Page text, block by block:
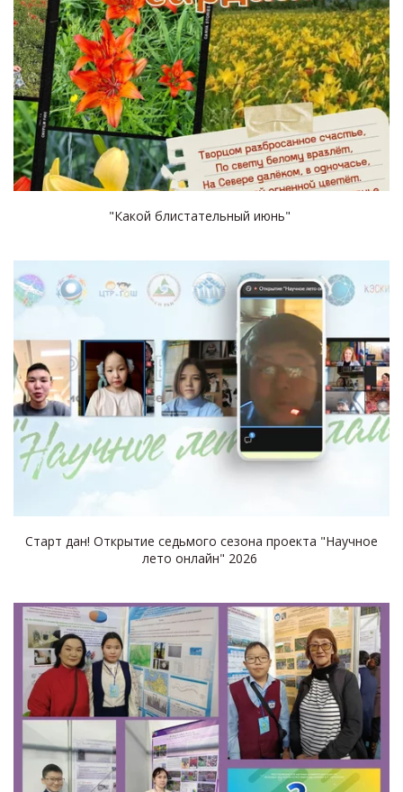
ЛЕКАРСТВЕННЫЕ
РАСТЕНИЯ:
ФЛОРИСТИЧЕСКИЕ И
ЦЕНОПОПУЛЯЦИОННЫЕ
ИССЛЕДОВАНИЯ
"Какой блистательный июнь"
Старт дан! Открытие седьмого сезона проекта "Научное
лето онлайн" 2026